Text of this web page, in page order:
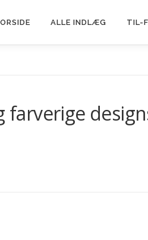
ALLE INDLÆG TIL-
farverige